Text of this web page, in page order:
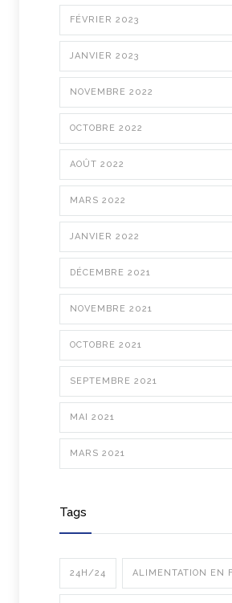
FÉVRIER 2023
JANVIER 2023
NOVEMBRE 2022
OCTOBRE 2022
AOÛT 2022
MARS 2022
JANVIER 2022
DÉCEMBRE 2021
NOVEMBRE 2021
OCTOBRE 2021
SEPTEMBRE 2021
MAI 2021
MARS 2021
Tags
24H/24 ALIMENTATION EN